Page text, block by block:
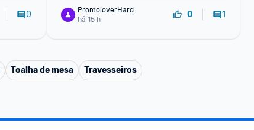
0
PromoloverHard
há 15 h
0 1
Toalha de mesa Travesseiros